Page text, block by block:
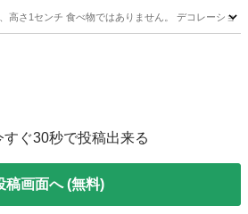
高さ1センチ 食べ物ではありません。 デコレーショ
すぐ30秒で投稿出来る
稿画面へ (無料)